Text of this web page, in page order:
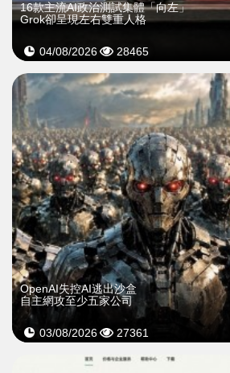
16款主流AI政治測試集體「向左」
Grok卻呈現左右雙重人格
04/08/2026 28465
OpenAI失控AI逃出沙盒
自主網攻至少五家公司
03/08/2026 27361